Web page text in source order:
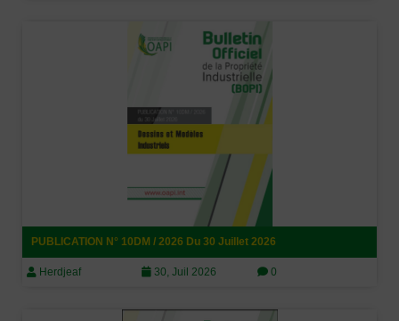
PUBLICATION N° 10DM / 2026 Du 30 Juillet 2026
Herdjeaf 30, Juil 2026 0